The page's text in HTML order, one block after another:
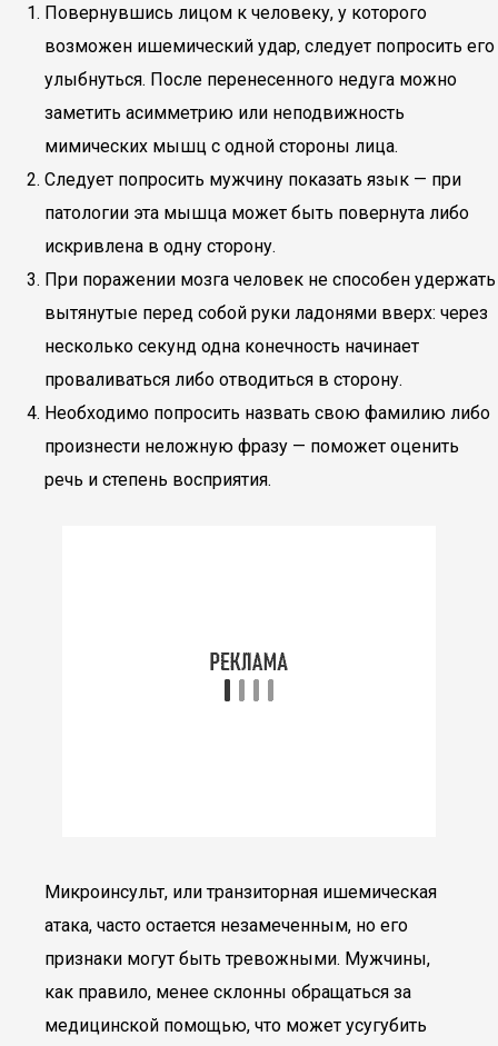
Повернувшись лицом к человеку, у которого
возможен ишемический удар, следует попросить его
улыбнуться. После перенесенного недуга можно
заметить асимметрию или неподвижность
мимических мышц с одной стороны лица.
Следует попросить мужчину показать язык — при
патологии эта мышца может быть повернута либо
искривлена в одну сторону.
При поражении мозга человек не способен удержать
вытянутые перед собой руки ладонями вверх: через
несколько секунд одна конечность начинает
проваливаться либо отводиться в сторону.
Необходимо попросить назвать свою фамилию либо
произнести неложную фразу — поможет оценить
речь и степень восприятия.
Микроинсульт, или транзиторная ишемическая
атака, часто остается незамеченным, но его
признаки могут быть тревожными. Мужчины,
как правило, менее склонны обращаться за
медицинской помощью, что может усугубить